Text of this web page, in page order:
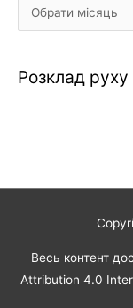
Розклад руху
Весь контент
Attribution 4.0